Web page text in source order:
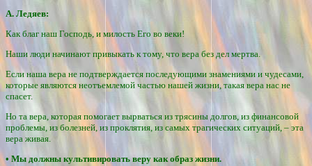
А. Ледяев:
Как благ наш Господь, и милость Его во веки!
Наши люди начинают привыкать к тому, что вера без дел мертва.
Если наша вера не подтверждается последующими знамениями и чудесами,
которые являются неотъемлемой частью нашей жизни, такая вера нас не
спасет.
Но та вера, которая помогает вырваться из трясины долгов, из финансовой
проблемы, из болезней, из проклятия, из самых трагических ситуаций, – эта
вера живая.
• Мы должны культивировать веру как образ жизни.